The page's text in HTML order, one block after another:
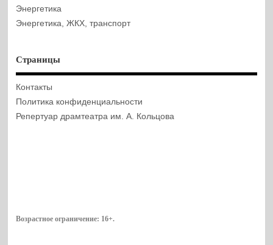
Энергетика
Энергетика, ЖКХ, транспорт
Страницы
Контакты
Политика конфиденциальности
Репертуар драмтеатра им. А. Кольцова
Возрастное ограничение: 16+.